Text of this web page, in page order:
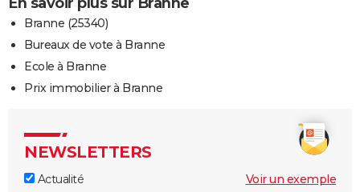
Branne (25340)
Bureaux de vote à Branne
Ecole à Branne
Prix immobilier à Branne
NEWSLETTERS
Actualité
Voir un exemple